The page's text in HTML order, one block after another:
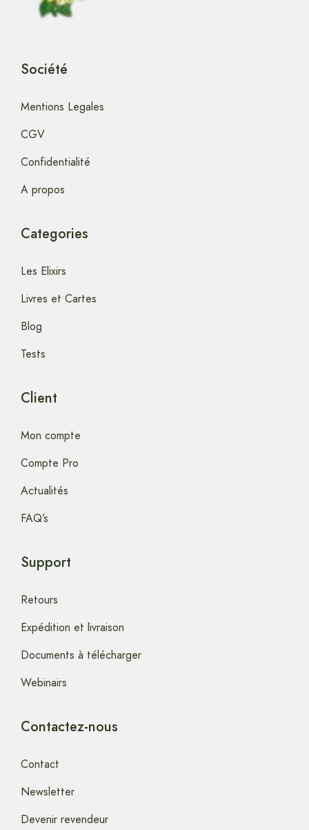
Société
Mentions Legales
CGV
Confidentialité
A propos
Categories
Les Elixirs
Livres et Cartes
Blog
Tests
Client
Mon compte
Compte Pro
Actualités
FAQ’s
Support
Retours
Expédition et livraison
Documents à télécharger
Webinairs
Contactez-nous
Contact
Newsletter
Devenir revendeur